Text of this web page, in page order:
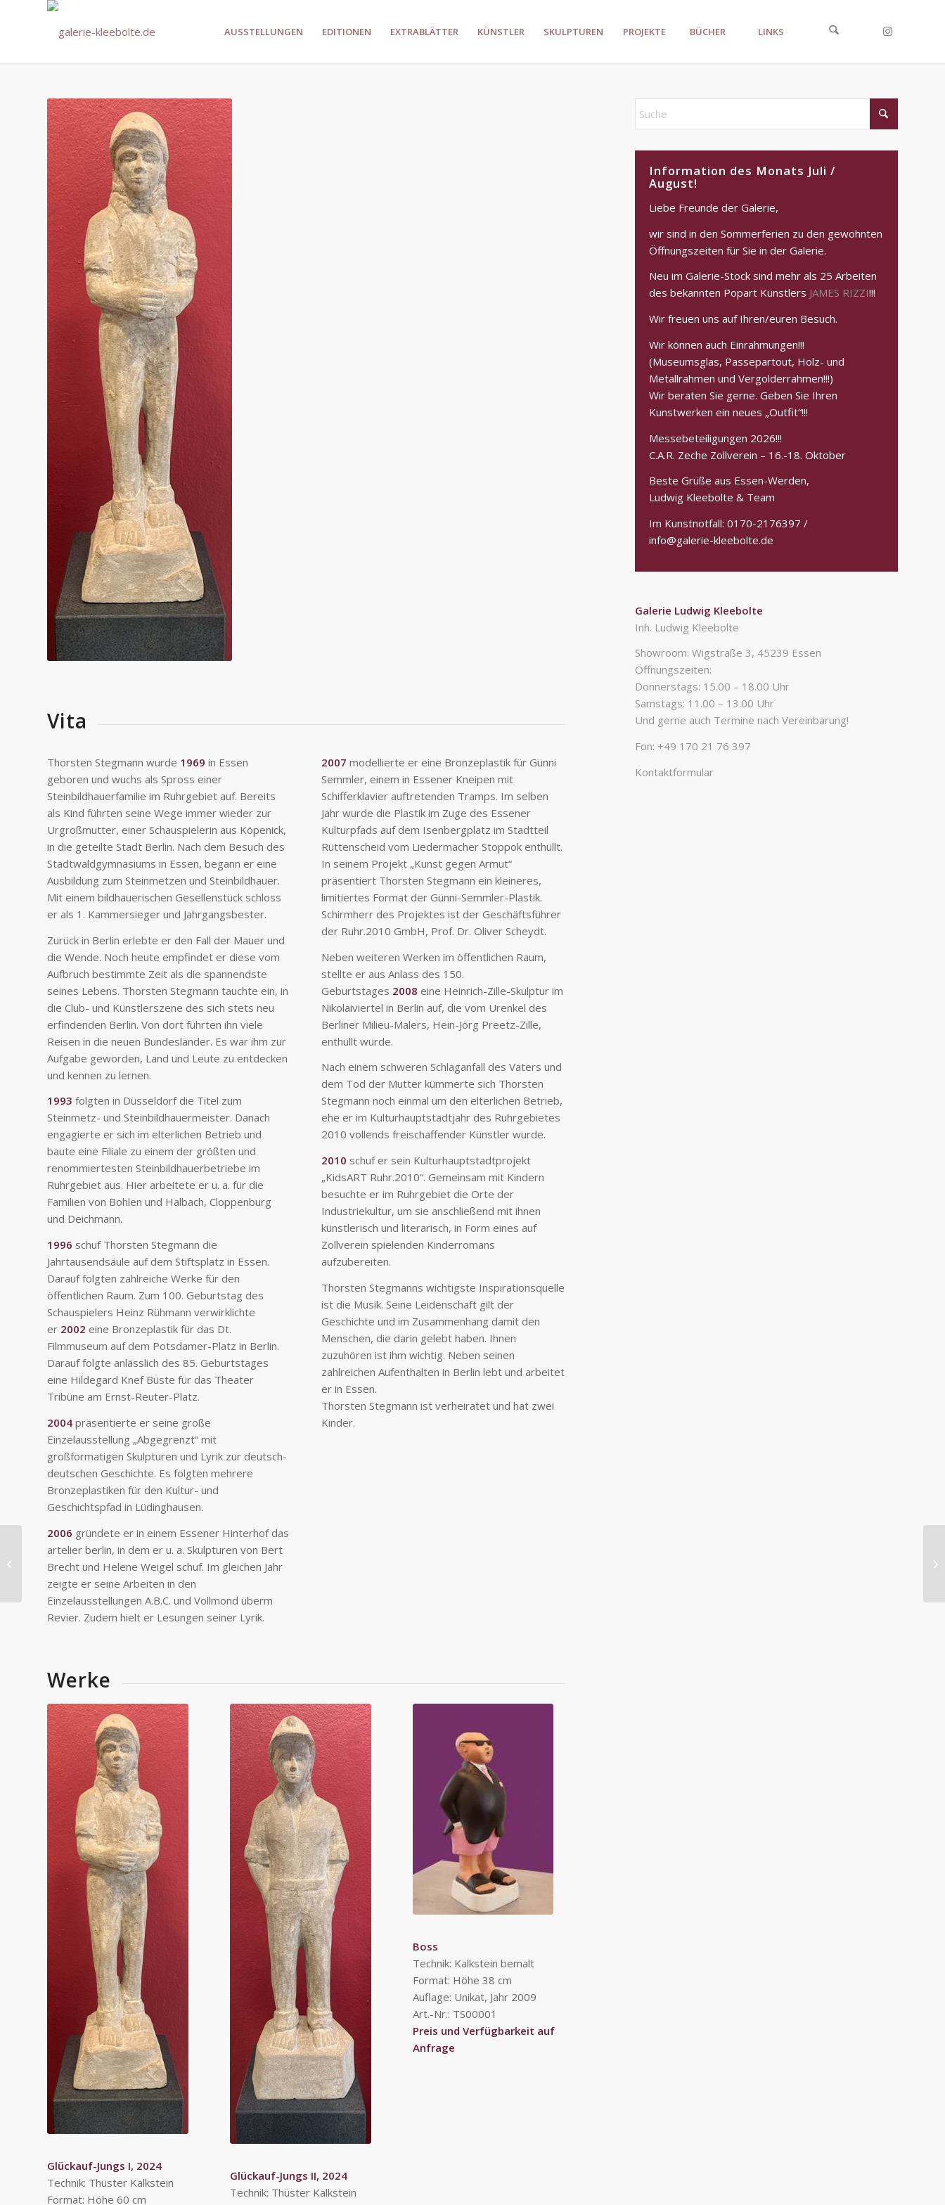
AUSSTELLUNGEN EDITIONEN EXTRABLÄTTER KÜNSTLER SKULPTUREN PROJEKTE BÜCHER LINKS
Vita
Thorsten Stegmann wurde 1969 in Essen
geboren und wuchs als Spross einer
Steinbildhauerfamilie im Ruhrgebiet auf. Bereits
als Kind führten seine Wege immer wieder zur
Urgroßmutter, einer Schauspielerin aus Köpenick,
in die geteilte Stadt Berlin. Nach dem Besuch des
Stadtwaldgymnasiums in Essen, begann er eine
Ausbildung zum Steinmetzen und Steinbildhauer.
Mit einem bildhauerischen Gesellenstück schloss
er als 1. Kammersieger und Jahrgangsbester.
Zurück in Berlin erlebte er den Fall der Mauer und
die Wende. Noch heute empfindet er diese vom
Aufbruch bestimmte Zeit als die spannendste
seines Lebens. Thorsten Stegmann tauchte ein, in
die Club- und Künstlerszene des sich stets neu
erfindenden Berlin. Von dort führten ihn viele
Reisen in die neuen Bundesländer. Es war ihm zur
Aufgabe geworden, Land und Leute zu entdecken
und kennen zu lernen.
1993 folgten in Düsseldorf die Titel zum
Steinmetz- und Steinbildhauermeister. Danach
engagierte er sich im elterlichen Betrieb und
baute eine Filiale zu einem der größten und
renommiertesten Steinbildhauerbetriebe im
Ruhrgebiet aus. Hier arbeitete er u. a. für die
Familien von Bohlen und Halbach, Cloppenburg
und Deichmann.
1996 schuf Thorsten Stegmann die
Jahrtausendsäule auf dem Stiftsplatz in Essen.
Darauf folgten zahlreiche Werke für den
öffentlichen Raum. Zum 100. Geburtstag des
Schauspielers Heinz Rühmann verwirklichte
er 2002 eine Bronzeplastik für das Dt.
Filmmuseum auf dem Potsdamer-Platz in Berlin.
Darauf folgte anlässlich des 85. Geburtstages
eine Hildegard Knef Büste für das Theater
Tribüne am Ernst-Reuter-Platz.
2004 präsentierte er seine große
Einzelausstellung „Abgegrenzt“ mit
großformatigen Skulpturen und Lyrik zur deutsch-
deutschen Geschichte. Es folgten mehrere
Bronzeplastiken für den Kultur- und
Geschichtspfad in Lüdinghausen.
2006 gründete er in einem Essener Hinterhof das
artelier berlin, in dem er u. a. Skulpturen von Bert
Brecht und Helene Weigel schuf. Im gleichen Jahr
zeigte er seine Arbeiten in den
Einzelausstellungen A.B.C. und Vollmond überm
Revier. Zudem hielt er Lesungen seiner Lyrik.
2007 modellierte er eine Bronzeplastik für Günni
Semmler, einem in Essener Kneipen mit
Schifferklavier auftretenden Tramps. Im selben
Jahr wurde die Plastik im Zuge des Essener
Kulturpfads auf dem Isenbergplatz im Stadtteil
Rüttenscheid vom Liedermacher Stoppok enthüllt.
In seinem Projekt „Kunst gegen Armut“
präsentiert Thorsten Stegmann ein kleineres,
limitiertes Format der Günni-Semmler-Plastik.
Schirmherr des Projektes ist der Geschäftsführer
der Ruhr.2010 GmbH, Prof. Dr. Oliver Scheydt.
Neben weiteren Werken im öffentlichen Raum,
stellte er aus Anlass des 150.
Geburtstages 2008 eine Heinrich-Zille-Skulptur im
Nikolaiviertel in Berlin auf, die vom Urenkel des
Berliner Milieu-Malers, Hein-Jörg Preetz-Zille,
enthüllt wurde.
Nach einem schweren Schlaganfall des Vaters und
dem Tod der Mutter kümmerte sich Thorsten
Stegmann noch einmal um den elterlichen Betrieb,
ehe er im Kulturhauptstadtjahr des Ruhrgebietes
2010 vollends freischaffender Künstler wurde.
2010 schuf er sein Kulturhauptstadtprojekt
„KidsART Ruhr.2010“. Gemeinsam mit Kindern
besuchte er im Ruhrgebiet die Orte der
Industriekultur, um sie anschließend mit ihnen
künstlerisch und literarisch, in Form eines auf
Zollverein spielenden Kinderromans
aufzubereiten.
Thorsten Stegmanns wichtigste Inspirationsquelle
ist die Musik. Seine Leidenschaft gilt der
Geschichte und im Zusammenhang damit den
Menschen, die darin gelebt haben. Ihnen
zuzuhören ist ihm wichtig. Neben seinen
zahlreichen Aufenthalten in Berlin lebt und arbeitet
er in Essen.
Thorsten Stegmann ist verheiratet und hat zwei
Kinder.
Werke
Glückauf-Jungs I, 2024
Technik: Thüster Kalkstein
Format: Höhe 60 cm
Glückauf-Jungs II, 2024
Technik: Thüster Kalkstein
Boss
Technik: Kalkstein bemalt
Format: Höhe 38 cm
Auflage: Unikat, Jahr 2009
Art.-Nr.: TS00001
Preis und Verfügbarkeit auf
Anfrage
Information des Monats Juli /
August!
Liebe Freunde der Galerie,
wir sind in den Sommerferien zu den gewohnten
Öffnungszeiten für Sie in der Galerie.
Neu im Galerie-Stock sind mehr als 25 Arbeiten
des bekannten Popart Künstlers JAMES RIZZI!!!
Wir freuen uns auf Ihren/euren Besuch.
Wir können auch Einrahmungen!!!
(Museumsglas, Passepartout, Holz- und
Metallrahmen und Vergolderrahmen!!!)
Wir beraten Sie gerne. Geben Sie Ihren
Kunstwerken ein neues „Outfit“!!!
Messebeteiligungen 2026!!!
C.A.R. Zeche Zollverein – 16.-18. Oktober
Beste Grüße aus Essen-Werden,
Ludwig Kleebolte & Team
Im Kunstnotfall: 0170-2176397 /
info@galerie-kleebolte.de
Galerie Ludwig Kleebolte
Inh. Ludwig Kleebolte
Showroom: Wigstraße 3, 45239 Essen
Öffnungszeiten:
Donnerstags: 15.00 – 18.00 Uhr
Samstags: 11.00 – 13.00 Uhr
Und gerne auch Termine nach Vereinbarung!
Fon: +49 170 21 76 397
Kontaktformular
Racing Steel